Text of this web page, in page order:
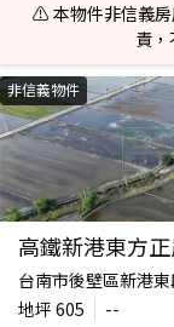
⚠️ 本物件非信義房
責，
非信義物件
高鐵新港東方
台南市後壁區新港
地坪 605
--